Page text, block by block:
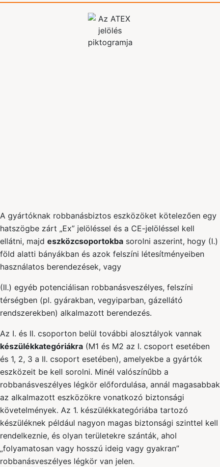
A gyártóknak robbanásbiztos eszközöket kötelezően egy
hatszögbe zárt „Ex” jelöléssel és a CE-jelöléssel kell
ellátni, majd eszközcsoportokba sorolni aszerint, hogy (I.)
föld alatti bányákban és azok felszíni létesítményeiben
használatos berendezések, vagy
(II.) egyéb potenciálisan robbanásveszélyes, felszíni
térségben (pl. gyárakban, vegyiparban, gázellátó
rendszerekben) alkalmazott berendezés.
Az I. és II. csoporton belül további alosztályok vannak
készülékkategóriákra (M1 és M2 az I. csoport esetében
és 1, 2, 3 a II. csoport esetében), amelyekbe a gyártók
eszközeit be kell sorolni. Minél valószínűbb a
robbanásveszélyes légkör előfordulása, annál magasabbak
az alkalmazott eszközökre vonatkozó biztonsági
követelmények. Az 1. készülékkategóriába tartozó
készüléknek például nagyon magas biztonsági szinttel kell
rendelkeznie, és olyan területekre szánták, ahol
„folyamatosan vagy hosszú ideig vagy gyakran”
robbanásveszélyes légkör van jelen.